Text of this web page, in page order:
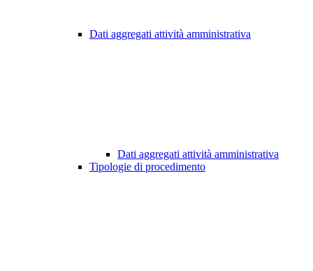
Dati aggregati attività amministrativa
Dati aggregati attività amministrativa
Tipologie di procedimento